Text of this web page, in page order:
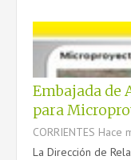
Embajada de
para
CORRIENTES Hace
La Dirección de